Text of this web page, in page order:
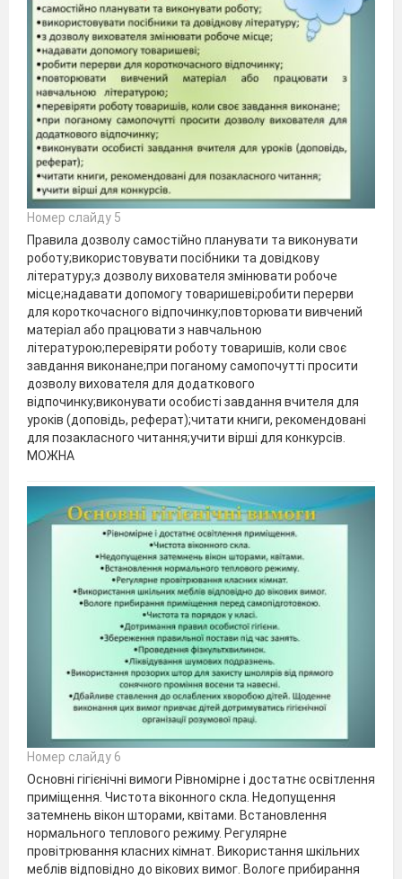
Номер слайду 5
Правила дозволу самостійно планувати та виконувати
роботу;використовувати посібники та довідкову
літературу;з дозволу вихователя змінювати робоче
місце;надавати допомогу товаришеві;робити перерви
для короткочасного відпочинку;повторювати вивчений
матеріал або працювати з навчальною
літературою;перевіряти роботу товаришів, коли своє
завдання виконане;при поганому самопочутті просити
дозволу вихователя для додаткового
відпочинку;виконувати особисті завдання вчителя для
уроків (доповідь, реферат);читати книги, рекомендовані
для позакласного читання;учити вірші для конкурсів.
МОЖНА
Номер слайду 6
Основні гігієнічні вимоги Рівномірне і достатнє освітлення
приміщення. Чистота віконного скла. Недопущення
затемнень вікон шторами, квітами. Встановлення
нормального теплового режиму. Регулярне
провітрювання класних кімнат. Використання шкільних
меблів відповідно до вікових вимог. Вологе прибирання